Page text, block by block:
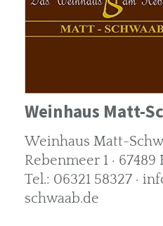
Weinhaus Matt-
Weinhaus Matt-
Rebenmeer 1 ·
Tel.: 06321 58327 ·
schwaab.de